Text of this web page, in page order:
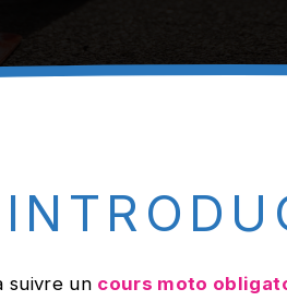
suivre un cours moto